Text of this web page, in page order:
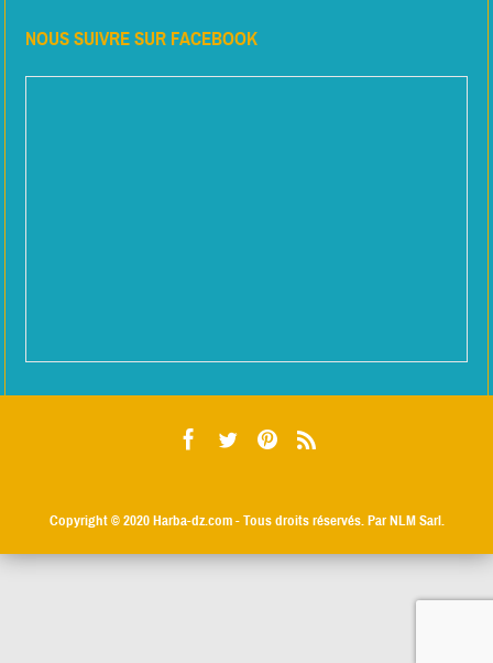
NOUS SUIVRE SUR FACEBOOK
Copyright © 2020Harba-dz.com- Tous droits réservés. Par NLM Sarl.